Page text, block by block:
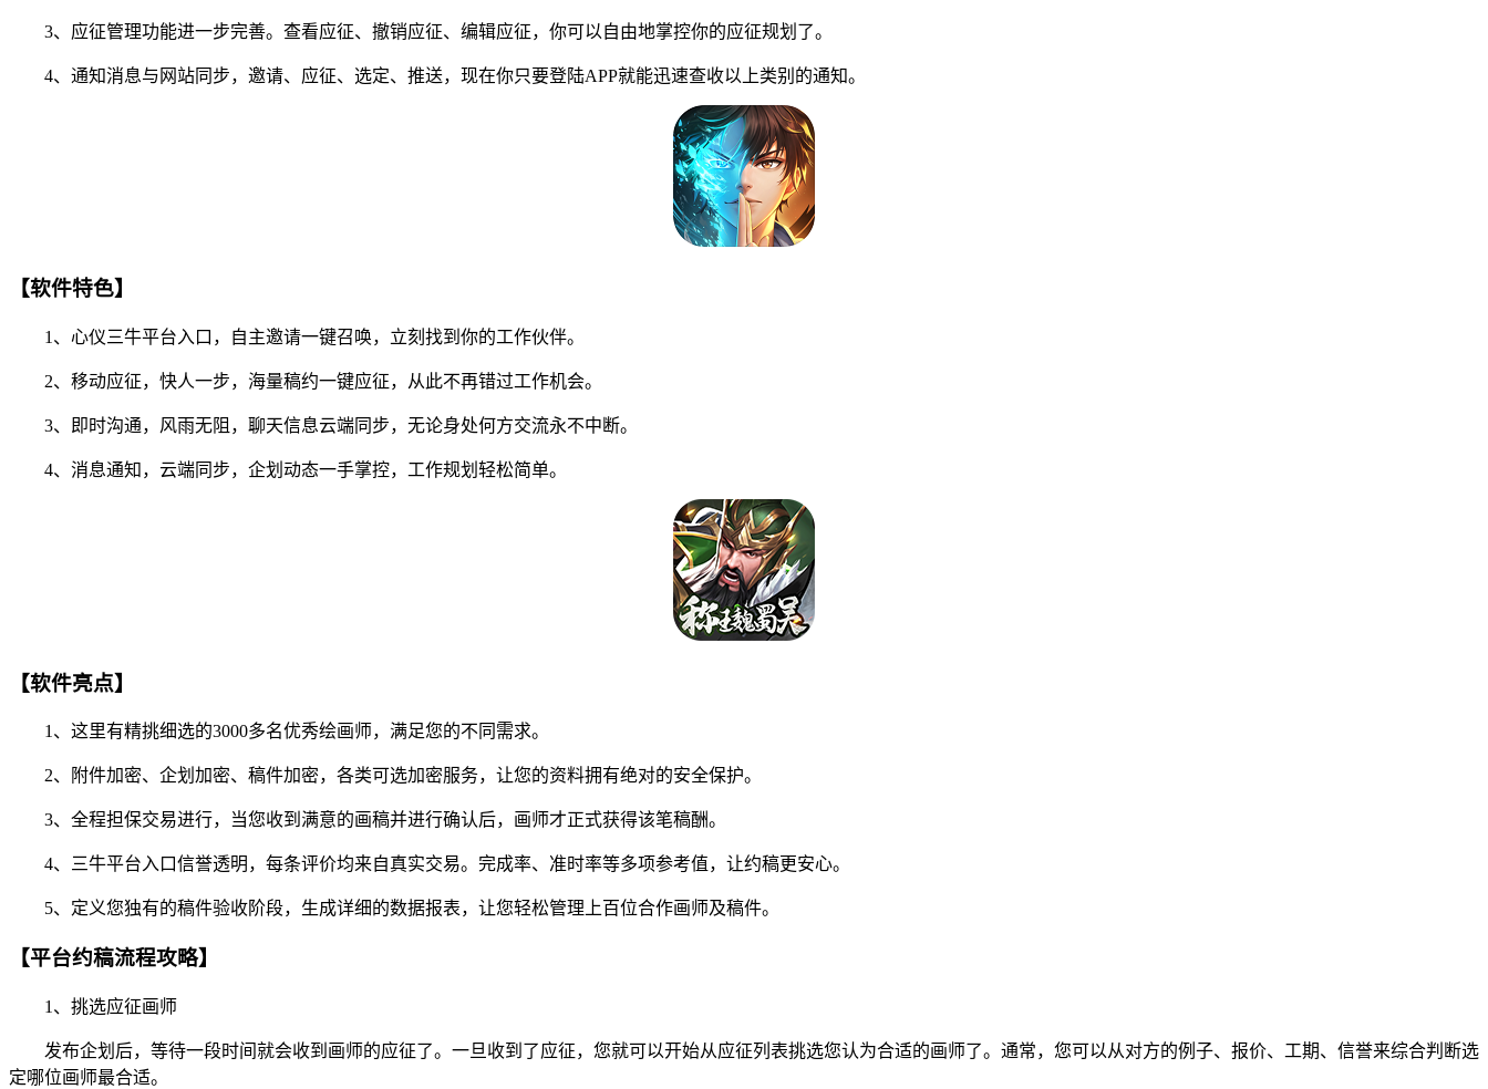
3、应征管理功能进一步完善。查看应征、撤销应征、编辑应征，你可以自由地掌控你的应征规划了。
4、通知消息与网站同步，邀请、应征、选定、推送，现在你只要登陆APP就能迅速查收以上类别的通知。
【软件特色】
1、心仪三牛平台入口，自主邀请一键召唤，立刻找到你的工作伙伴。
2、移动应征，快人一步，海量稿约一键应征，从此不再错过工作机会。
3、即时沟通，风雨无阻，聊天信息云端同步，无论身处何方交流永不中断。
4、消息通知，云端同步，企划动态一手掌控，工作规划轻松简单。
【软件亮点】
1、这里有精挑细选的3000多名优秀绘画师，满足您的不同需求。
2、附件加密、企划加密、稿件加密，各类可选加密服务，让您的资料拥有绝对的安全保护。
3、全程担保交易进行，当您收到满意的画稿并进行确认后，画师才正式获得该笔稿酬。
4、三牛平台入口信誉透明，每条评价均来自真实交易。完成率、准时率等多项参考值，让约稿更安心。
5、定义您独有的稿件验收阶段，生成详细的数据报表，让您轻松管理上百位合作画师及稿件。
【平台约稿流程攻略】
1、挑选应征画师
发布企划后，等待一段时间就会收到画师的应征了。一旦收到了应征，您就可以开始从应征列表挑选您认为合适的画师了。通常，您可以从对方的例子、报价、工期、信誉来综合判断选
定哪位画师最合适。